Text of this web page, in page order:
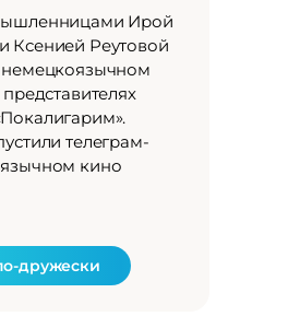
Ирой
Ксенией Реутовой
немецкоязычном
телеграм-
кино
дружески